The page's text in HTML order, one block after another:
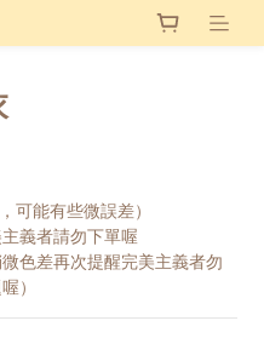
可能有些微誤差）
義者請勿下單喔
色差再次提醒完美主義者勿
）